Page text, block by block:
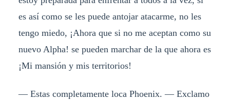
es así como se les puede antojar atacarme, no les
tengo miedo, ¡Ahora que si no me aceptan como su
nuevo Alpha! se pueden marchar de la que ahora es
¡Mi mansión y mis territorios!
— Estas completamente loca Phoenix. — Exclamo